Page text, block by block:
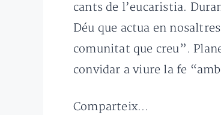
cants de l’eucaristia.
Déu que actua en
comunitat que creu”.
convidar a viure la fe
Comparteix...